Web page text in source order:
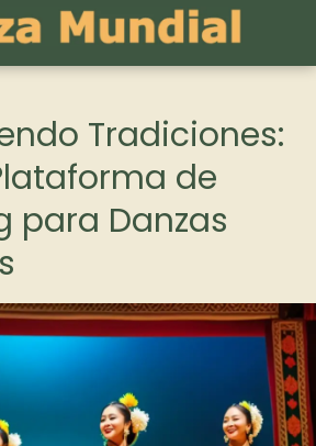
Tradiciones:
de
para Danzas